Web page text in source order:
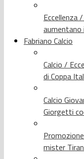
Eccellenza
aumentano
Fabriano Calcio
Calcio /
di Coppa
Calcio
Giorgetti
mister